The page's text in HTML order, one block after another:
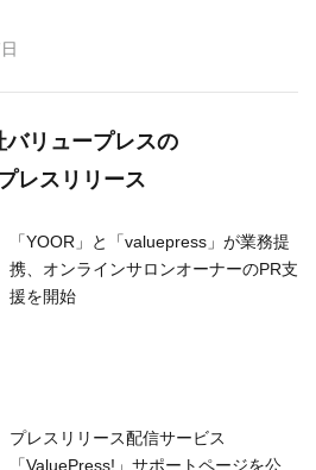
バリュープレスの
レスリリース
「YOOR」と「valuepress」が業務提
携、オンラインサロンオーナーのPR支
援を開始
プレスリリース配信サービス
「ValuePress!」サポートページを公